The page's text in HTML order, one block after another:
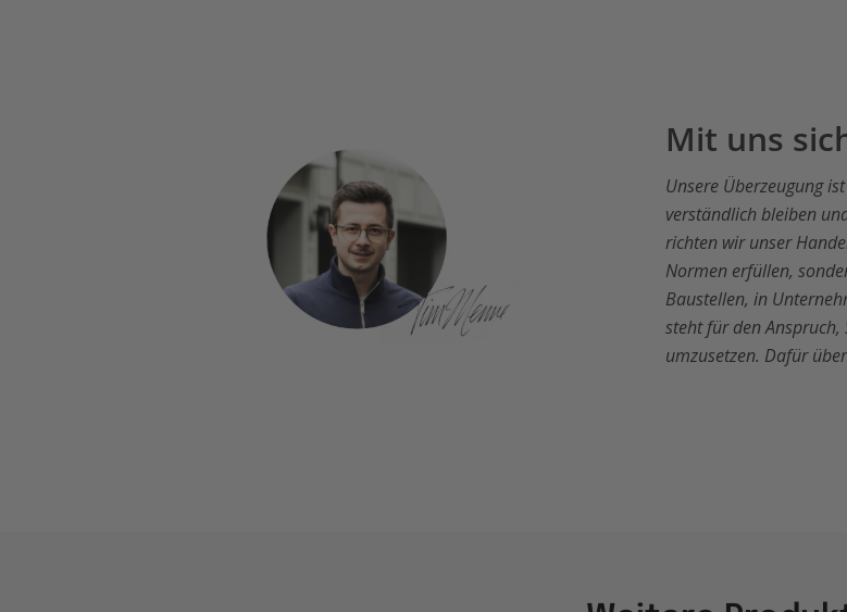
Mit uns
Unsere Überzeugung
verständlich bleiben
richten wir unser
Normen erfüllen,
Baustellen, in
steht für den
umzusetzen. Dafür